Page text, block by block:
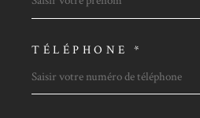
TÉLÉPHONE *